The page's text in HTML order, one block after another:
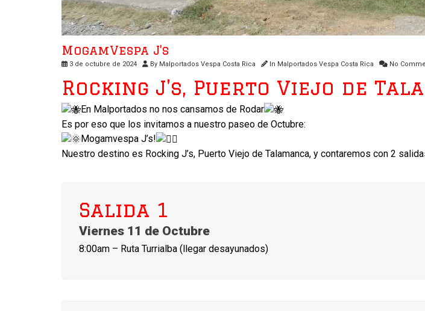
MogamVespa J’s
3 de octubre de 2024 By Malportados Vespa Costa Rica In Malportados Vespa Costa Rica No
Rocking J's, Puerto Viejo de
En Malportados no nos cansamos de Rodar
Es por eso que los invitamos a nuestro paseo de Octubre:
Mogamvespa J’s!
Nuestro destino es Rocking J’s, Puerto Viejo de Talamanca, y contaremos con 2
Salida 1
Viernes 11 de Octubre
8:00am – Ruta Turrialba (llegar desayunados)